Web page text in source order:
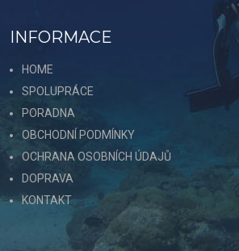
INFORMACE
HOME
SPOLUPRÁCE
PORADNA
OBCHODNÍ PODMÍNKY
OCHRANA OSOBNÍCH ÚDAJŮ
DOPRAVA
KONTAKT